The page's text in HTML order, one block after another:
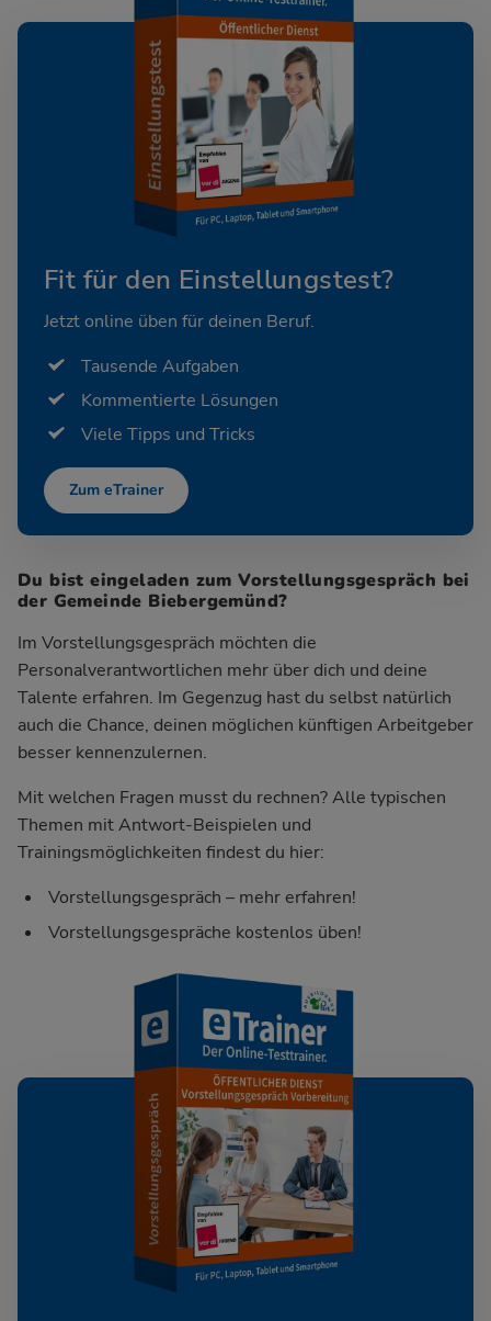
Fit für den Einstellungstest?
Jetzt online üben für deinen Beruf.
Tausende Aufgaben
Kommentierte Lösungen
Viele Tipps und Tricks
Zum eTrainer
Du bist eingeladen zum Vorstellungsgespräch bei
der Gemeinde Biebergemünd?
Im Vorstellungsgespräch möchten die
Personalverantwortlichen mehr über dich und deine
Talente erfahren. Im Gegenzug hast du selbst natürlich
auch die Chance, deinen möglichen künftigen Arbeitgeber
besser kennenzulernen.
Mit welchen Fragen musst du rechnen? Alle typischen
Themen mit Antwort-Beispielen und
Trainingsmöglichkeiten findest du hier:
Vorstellungsgespräch – mehr erfahren!
Vorstellungsgespräche kostenlos üben!